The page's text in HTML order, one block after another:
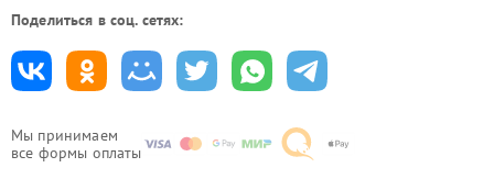
Мы принимаем
все формы оплаты
Поделиться в соц. сетях: